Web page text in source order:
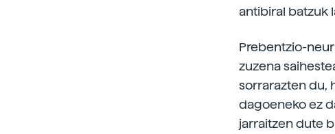
antibiral batzuk
Prebentzio-
zuzena
sorrarazten du,
dagoeneko ez
jarraitzen dute